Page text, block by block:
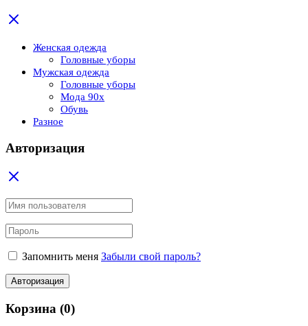
Женская одежда
Головные уборы
Мужская одежда
Головные уборы
Мода 90x
Обувь
Разное
Авторизация
Запомнить меня Забыли свой пароль?
Авторизация
Корзина (0)